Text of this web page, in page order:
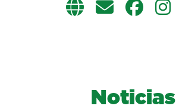
Noticias